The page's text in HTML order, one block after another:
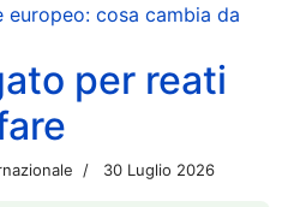
cosa cambia da
per reati
30 Luglio 2026